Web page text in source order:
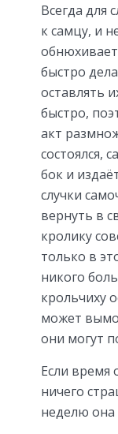
Всегда для
к самцу, и
быстро
оставлять
быстро,
акт
состоялся,
бок и
случки
вернуть в
кролику
только в
никого
крольчиху
может
они могут
Если время
ничего
неделю она